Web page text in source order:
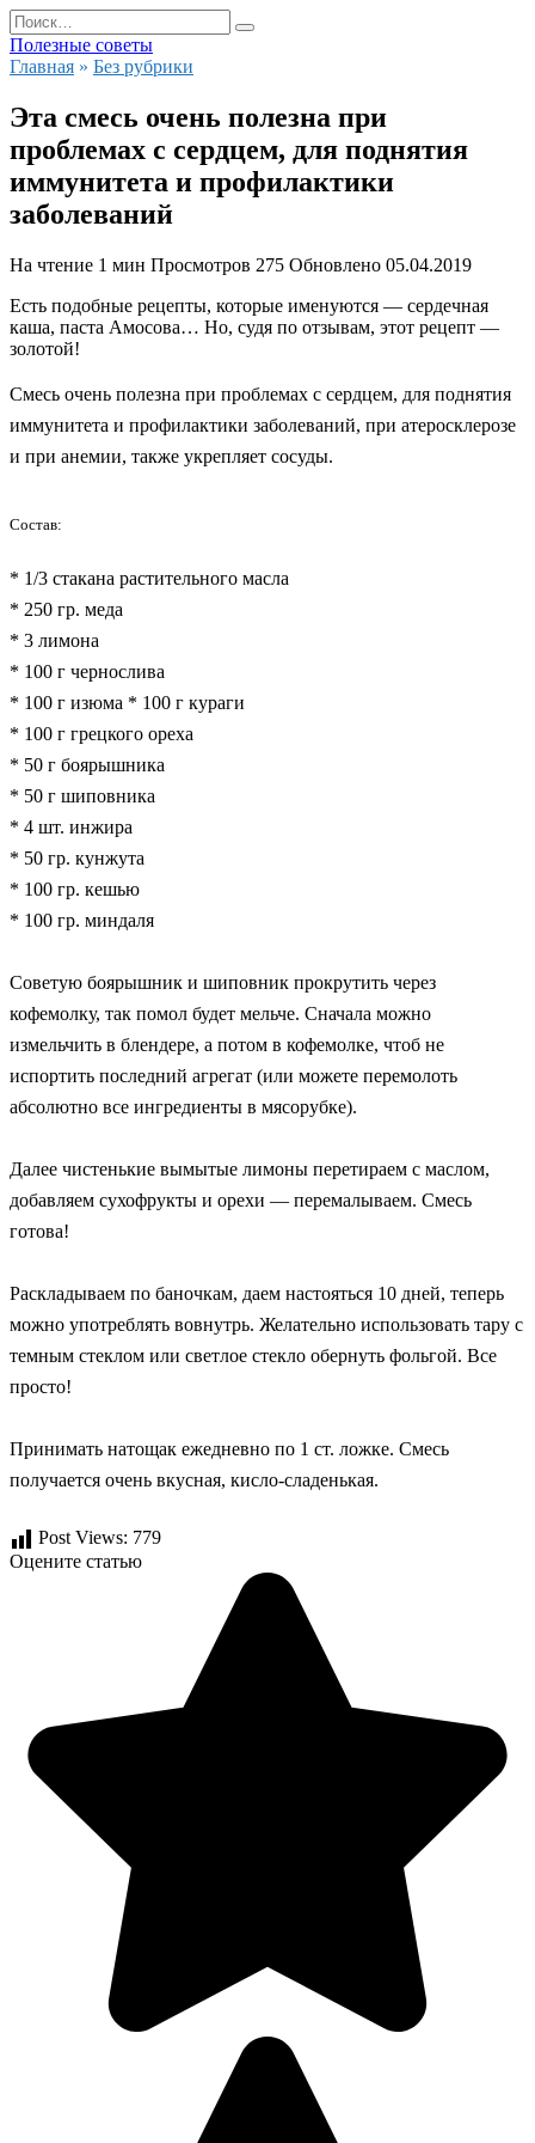
Перейти
к
содержанию
Search
for:
Полезные советы
Главная » Без рубрики
Эта смесь очень полезна при
проблемах с сердцем, для поднятия
иммунитета и профилактики
заболеваний
На чтение 1 мин Просмотров 275 Обновлено 05.04.2019
Есть подобные рецепты, которые именуются — сердечная
каша, паста Амосова… Но, судя по отзывам, этот рецепт —
золотой!
Смесь очень полезна при проблемах с сердцем, для поднятия
иммунитета и профилактики заболеваний, при атеросклерозе
и при анемии, также укрепляет сосуды.
Состав:
* 1/3 стакана растительного масла
* 250 гр. меда
* 3 лимона
* 100 г чернослива
* 100 г изюма * 100 г кураги
* 100 г грецкого ореха
* 50 г боярышника
* 50 г шиповника
* 4 шт. инжира
* 50 гр. кунжута
* 100 гр. кешью
* 100 гр. миндаля
Советую боярышник и шиповник прокрутить через
кофемолку, так помол будет мельче. Сначала можно
измельчить в блендере, а потом в кофемолке, чтоб не
испортить последний агрегат (или можете перемолоть
абсолютно все ингредиенты в мясорубке).
Далее чистенькие вымытые лимоны перетираем с маслом,
добавляем сухофрукты и орехи — перемалываем. Смесь
готова!
Раскладываем по баночкам, даем настояться 10 дней, теперь
можно употреблять вовнутрь. Желательно использовать тару с
темным стеклом или светлое стекло обернуть фольгой. Все
просто!
Принимать натощак ежедневно по 1 ст. ложке. Смесь
получается очень вкусная, кисло-сладенькая.
Post Views: 779
Оцените статью